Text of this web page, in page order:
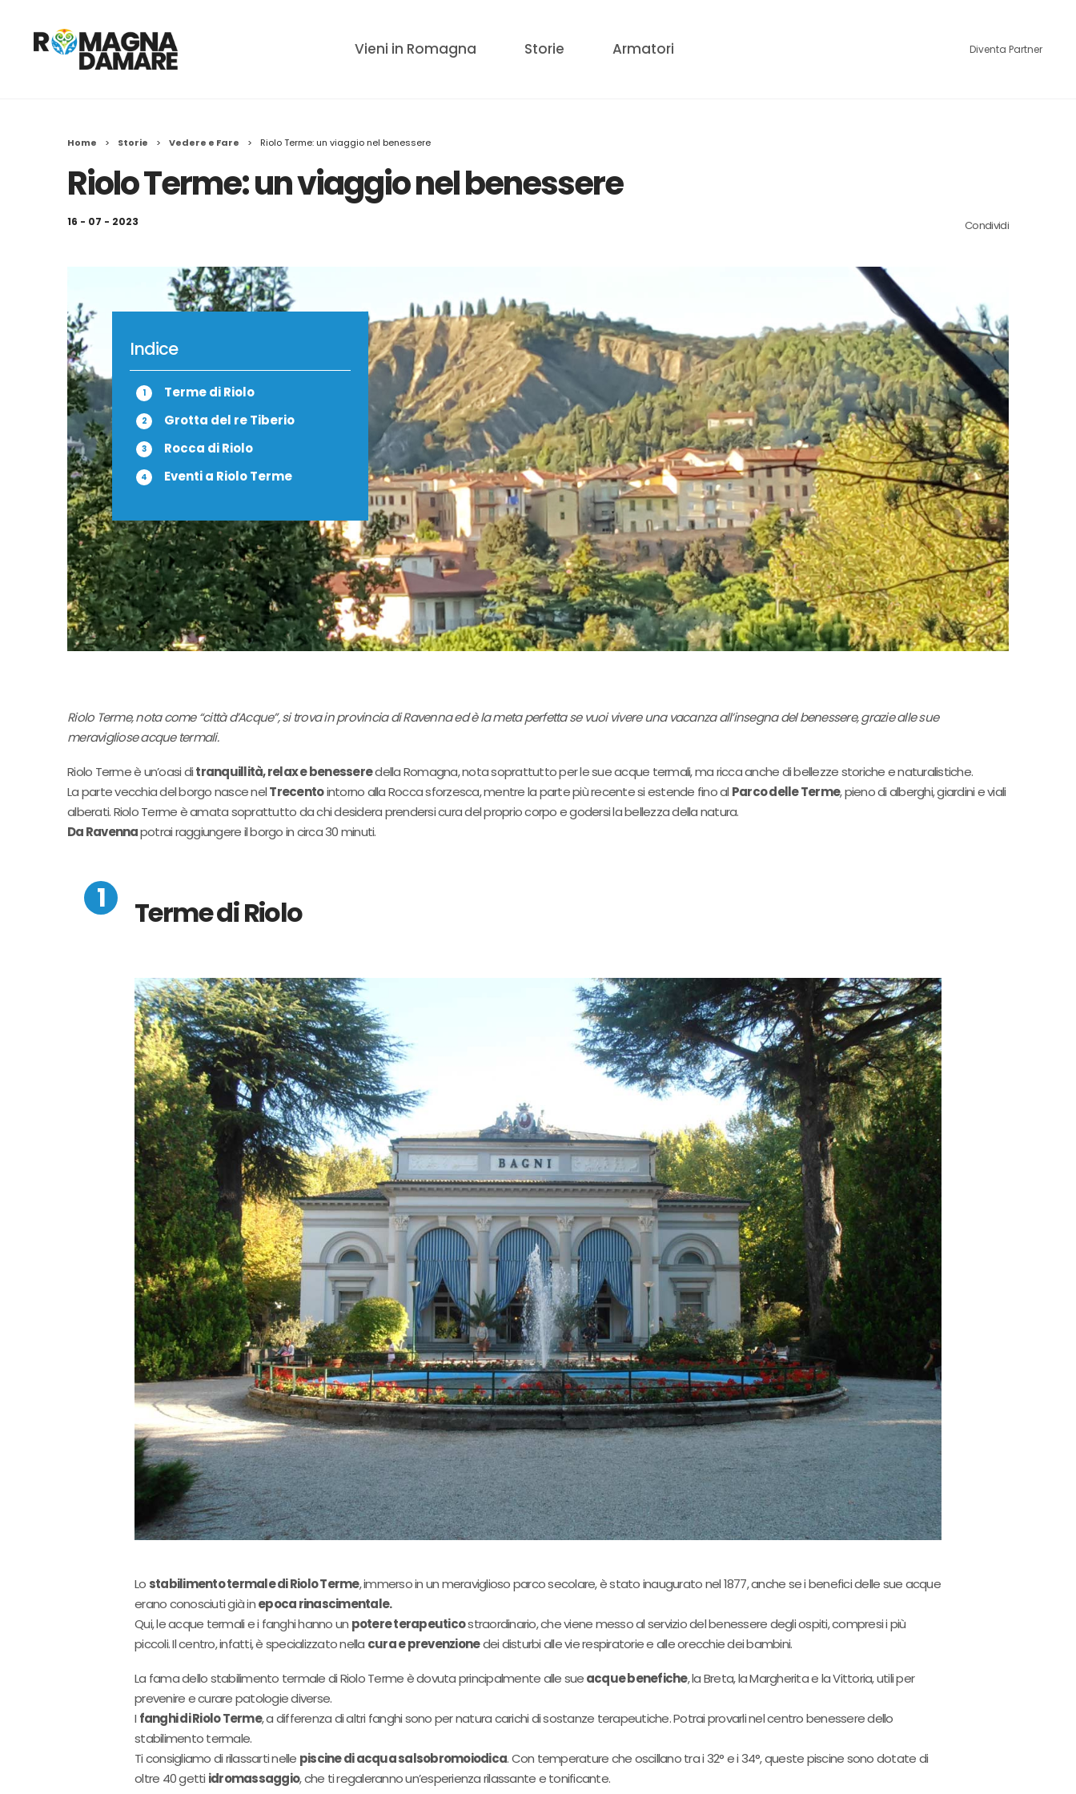
Vieni in Romagna Storie Armatori Diventa Partner
Home > Storie > Vedere e Fare > Riolo Terme: un viaggio nel benessere
Riolo Terme: un viaggio nel benessere
16 - 07 - 2023 Condividi
Indice
Terme di Riolo
Grotta del re Tiberio
Rocca di Riolo
Eventi a Riolo Terme
Riolo Terme, nota come “città d’Acque”, si trova in provincia di Ravenna ed è la meta perfetta se vuoi vivere una vacanza all’insegna del benessere, grazie alle sue
meravigliose acque termali.
Riolo Terme è un’oasi ditranquillità, relax e benesseredella Romagna, nota soprattutto per le sue acque termali, ma ricca anche di bellezze storiche e naturalistiche.
La parte vecchia del borgo nasce nelTrecentointorno alla Rocca sforzesca, mentre la parte più recente si estende fino al Parco delle Terme, pieno di alberghi, giardini e viali
alberati. Riolo Terme è amata soprattutto da chi desidera prendersi cura del proprio corpo e godersi la bellezza della natura.
Da Ravennapotrai raggiungere il borgo in circa 30 minuti.
Terme di Riolo
Lo stabilimento termale di Riolo Terme, immerso in un meraviglioso parco secolare, è stato inaugurato nel 1877, anche se i benefici delle sue acque
erano conosciuti già inepoca rinascimentale.
Qui, le acque termali e i fanghi hanno un potere terapeuticostraordinario, che viene messo al servizio del benessere degli ospiti, compresi i più
piccoli. Il centro, infatti, è specializzato nella cura e prevenzionedei disturbi alle vie respiratorie e alle orecchie dei bambini.
La fama dello stabilimento termale di Riolo Terme è dovuta principalmente alle sueacque benefiche, la Breta, la Margherita e la Vittoria, utili per
prevenire e curare patologie diverse.
I fanghi di Riolo Terme, a differenza di altri fanghi sono per natura carichi di sostanze terapeutiche. Potrai provarli nel centro benessere dello
stabilimento termale.
Ti consigliamo di rilassarti nelle piscine di acqua salsobromoiodica. Con temperature che oscillano tra i 32° e i 34°, queste piscine sono dotate di
oltre 40 getti idromassaggio, che ti regaleranno un’esperienza rilassante e tonificante.